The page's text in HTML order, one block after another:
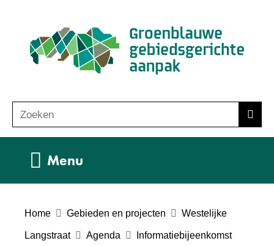
naar
de
inhoud
o
e
Zoeken
Menu
Home Gebieden en projecten Westelijke
Langstraat Agenda Informatiebijeenkomst